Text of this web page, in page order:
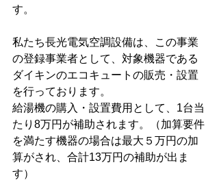
す。
私たち長光電気空調設備は、この事業
の登録事業者として、対象機器である
ダイキンのエコキュートの販売・設置
を行っております。
給湯機の購入・設置費用として、1台当
たり8万円が補助されます。（加算要件
を満たす機器の場合は最大５万円の加
算がされ、合計13万円の補助が出ま
す）